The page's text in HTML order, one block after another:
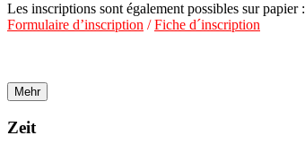
Les inscriptions sont également possibles sur papier :
Formulaire d’inscription /Fiche d´inscription
Mehr
Zeit